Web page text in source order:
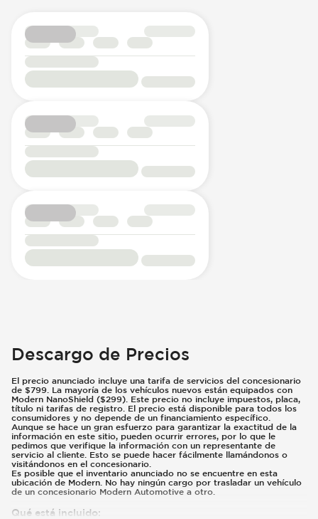
Descargo de Precios
El precio anunciado incluye una tarifa de servicios del concesionario
de $799. La mayoría de los vehículos nuevos están equipados con
Modern NanoShield ($299). Este precio no incluye impuestos, placa,
título ni tarifas de registro. El precio está disponible para todos los
consumidores y no depende de un financiamiento específico.
Aunque se hace un gran esfuerzo para garantizar la exactitud de la
información en este sitio, pueden ocurrir errores, por lo que le
pedimos que verifique la información con un representante de
servicio al cliente. Esto se puede hacer fácilmente llamándonos o
visitándonos en el concesionario.
Es posible que el inventario anunciado no se encuentre en esta
ubicación de Modern. No hay ningún cargo por trasladar un vehículo
de un concesionario Modern Automotive a otro.
Qué está incluido: